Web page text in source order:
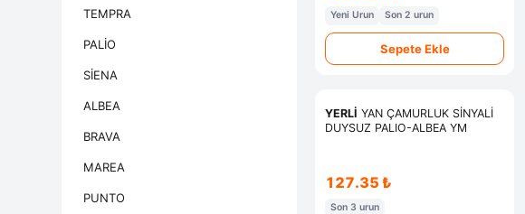
TEMPRA
PALİO
SİENA
ALBEA
BRAVA
MAREA
PUNTO
Yeni Urun Son 2 urun
Sepete Ekle
YERLİ YAN ÇAMURLUK SİNYALİ
DUYSUZ PALIO-ALBEA YM
127.35 ₺
Son 3 urun